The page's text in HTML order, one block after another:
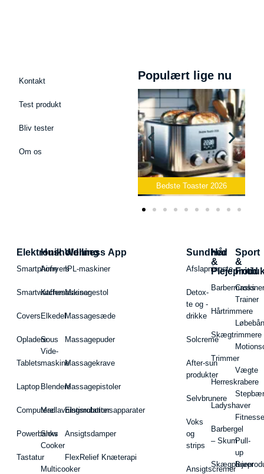
Kontakt
Test produkt
Bliv tester
Om os
Populært lige nu
Bedste Elkedel 2026
Elektronik
Smartphone
Smartwatches
Covers
Opladere
Tablets
Laptop
Computere
Powerbanks
Tastatur
Husholdning
Airfryers
Kaffemaskiner
Elkedel
Sous
Vide-
maskine
Blendere
Madlavningsrobotter
Slow
Cooker
Multicooker
Wellness App
IPL-maskiner
Massagestol
Massagesæde
Massagepuder
Massagekrave
Massagepistoler
Elstimulationsapparater
Ansigtsdamper
FlexRelief Knæterapi
Sundhed
Afslapningste
Detox-
te og -
drikke
Solcreme
After-sun
produkter
Selvbrunere
Voks
og
strips
Ansigtscremer
Hår
&
Hårtrimmere
Skægtrimmere
Trimmer
Herreskrabere
Ladyshaver
Barbergel
– Skum
Sport
&
Fritid
Cross
Trainer
Vægte
Pull-
up
Barer